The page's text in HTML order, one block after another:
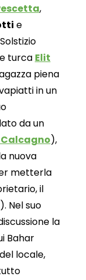
,
e
turca Elit
piena
in un
da un
),
nuova
metterla
il
). Nel suo
la
Bahar
locale,